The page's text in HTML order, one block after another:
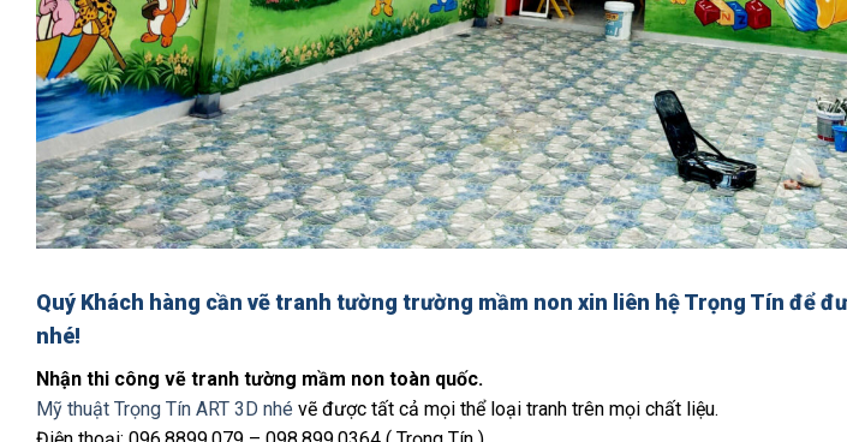
Quý Khách hàng cần vẽ tranh tường trường mầm non xin liên hệ Trọng Tín để
nhé!
Nhận thi công vẽ tranh tường mầm non toàn quốc.
Mỹ thuật Trọng Tín ART 3D nhé vẽ được tất cả mọi thể loại tranh trên mọi chất liệu.